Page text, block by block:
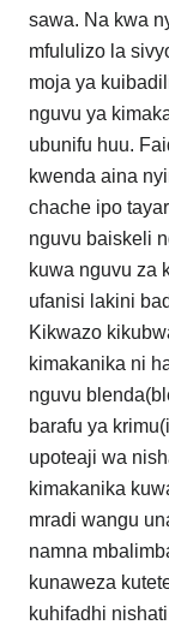
sawa. Na kwa
mfululizo la
moja ya
nguvu ya
ubunifu huu.
kwenda aina
chache ipo
nguvu baiskeli
kuwa nguvu za
ufanisi lakini
Kikwazo
kimakanika ni
nguvu
barafu ya
upoteaji wa
kimakanika
mradi wangu
namna
kunaweza
kuhifadhi